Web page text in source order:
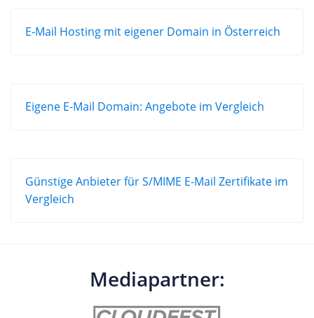
E-Mail Hosting mit eigener Domain in Österreich
Eigene E-Mail Domain: Angebote im Vergleich
Günstige Anbieter für S/MIME E-Mail Zertifikate im
Vergleich
Mediapartner: